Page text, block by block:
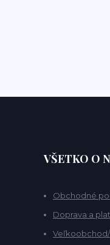
VŠETKO O
Obchodné
Doprava a